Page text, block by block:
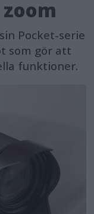
Pocket-serie
som gör att
funktioner.